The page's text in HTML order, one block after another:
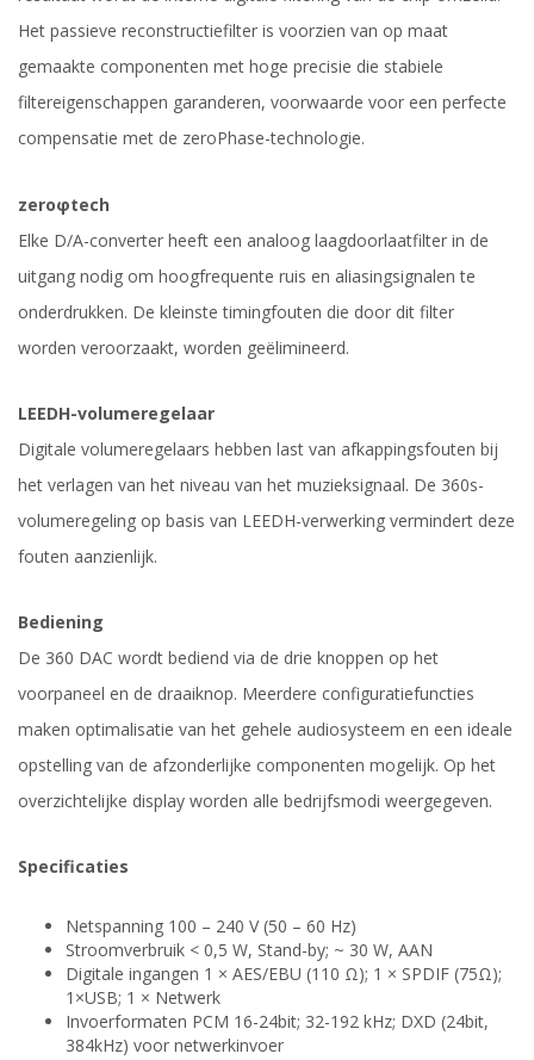
Het passieve reconstructiefilter is voorzien van op maat
gemaakte componenten met hoge precisie die stabiele
filtereigenschappen garanderen, voorwaarde voor een perfecte
compensatie met de zeroPhase-technologie.
zeroφtech
Elke D/A-converter heeft een analoog laagdoorlaatfilter in de
uitgang nodig om hoogfrequente ruis en aliasingsignalen te
onderdrukken. De kleinste timingfouten die door dit filter
worden veroorzaakt, worden geëlimineerd.
LEEDH-volumeregelaar
Digitale volumeregelaars hebben last van afkappingsfouten bij
het verlagen van het niveau van het muzieksignaal. De 360s-
volumeregeling op basis van LEEDH-verwerking vermindert deze
fouten aanzienlijk.
Bediening
De 360 DAC wordt bediend via de drie knoppen op het
voorpaneel en de draaiknop. Meerdere configuratiefuncties
maken optimalisatie van het gehele audiosysteem en een ideale
opstelling van de afzonderlijke componenten mogelijk. Op het
overzichtelijke display worden alle bedrijfsmodi weergegeven.
Specificaties
Netspanning 100 – 240 V (50 – 60 Hz)
Stroomverbruik < 0,5 W, Stand-by; ~ 30 W, AAN
Digitale ingangen 1 × AES/EBU (110 Ω); 1 × SPDIF (75Ω);
1×USB; 1 × Netwerk
Invoerformaten PCM 16-24bit; 32-192 kHz; DXD (24bit,
384kHz) voor netwerkinvoer